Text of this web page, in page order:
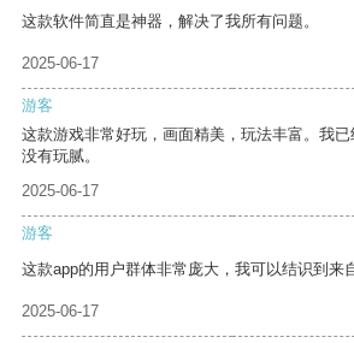
这款软件简直是神器，解决了我所有问题。
2025-06-17
游客
这款游戏非常好玩，画面精美，玩法丰富。我
没有玩腻。
2025-06-17
游客
这款app的用户群体非常庞大，我可以结识到来
2025-06-17